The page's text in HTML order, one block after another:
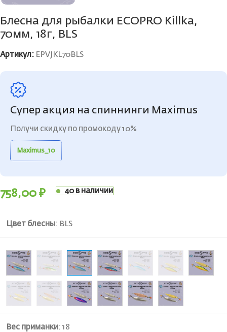
Блесна для рыбалки ECOPRO Killka,
70мм, 18г, BLS
Артикул: EPVJKL70BLS
Супер акция на спиннинги Maximus
Получи скидку по промокоду 10%
Maximus_10
758,00 ₽ 40 в наличии
Цвет блесны: BLS
Вес приманки: 18